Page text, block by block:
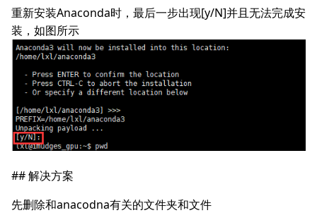
重新安装Anaconda时，最后一步出现[y/N]并且无法完成安
装，如图所示
## 解决方案
先删除和anacodna有关的文件夹和文件